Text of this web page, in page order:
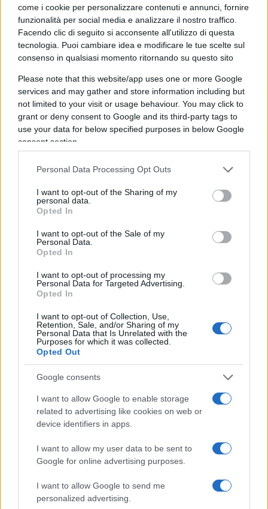
come i cookie per personalizzare contenuti e annunci, fornire
funzionalità per social media e analizzare il nostro traffico.
Facendo clic di seguito si acconsente all'utilizzo di questa
tecnologia. Puoi cambiare idea e modificare le tue scelte sul
consenso in qualsiasi momento ritornando su questo sito
Please note that this website/app uses one or more Google
services and may gather and store information including but
not limited to your visit or usage behaviour. You may click to
grant or deny consent to Google and its third-party tags to
use your data for below specified purposes in below Google
consent section.
Personal Data Processing Opt Outs
I want to opt-out of the Sharing of my
personal data.
Opted In
I want to opt-out of the Sale of my
Personal Data.
Opted In
I want to opt-out of processing my
Personal Data for Targeted Advertising.
Opted In
I want to opt-out of Collection, Use,
Retention, Sale, and/or Sharing of my
Personal Data that Is Unrelated with the
Purposes for which it was collected.
Opted Out
Google consents
I want to allow Google to enable storage
related to advertising like cookies on web or
device identifiers in apps.
I want to allow my user data to be sent to
Google for online advertising purposes.
I want to allow Google to send me
personalized advertising.
giornata è stato posizionato uncartone sopra la
parte interessata del mosaico: i turisti hanno
iniziato a lanciarvi monetine sopra, quasi a voler
ironizzare sull’accaduto.
La Lega attacca: “Il Comune ha
castrato il toro, intervenga la
Soprintendenza”
La polemica è rapidamente approdata in politica. I
consiglieri della LegaSamuele Piscina
, segretario
cittadino e consigliere comunale, e
Silvia Scurati
consigliere regionale in Lombardia, hanno
L’approssimazione con cui viene trattata la
storia di Milano ha superato il limite del
ridicolo
“, dichiarano in una nota congiunta,
accusando il Comune di aver “di fatto eliminato i
testicoli dell’animale,
più celebre rito scaramantico”.
I due esponenti del Carroccio contestano anche le
avrebbe liquidato il rito come una semplice
tradizione turistica. “Quel gesto non nasce per i
e nella rivalità con Torino”, sottolineano Piscina e
Scurati, chiedendo unintervento immediato
della Soprintendenza Archeologia, Belle Arti e
Paesaggioper fare chiarezza sull’intervento e